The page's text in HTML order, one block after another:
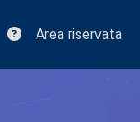
Area riservata